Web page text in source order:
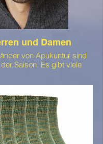
und Damen
von Apukuntur sind
Saison. Es gibt viele
ein echtes Musthave.